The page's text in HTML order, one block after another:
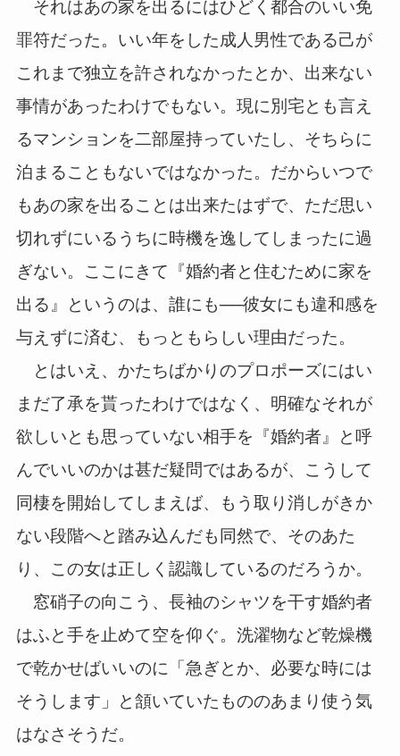
それはあの家を出るにはひどく都合のいい免
罪符だった。いい年をした成人男性である己が
これまで独立を許されなかったとか、出来ない
事情があったわけでもない。現に別宅とも言え
るマンションを二部屋持っていたし、そちらに
泊まることもないではなかった。だからいつで
もあの家を出ることは出来たはずで、ただ思い
切れずにいるうちに時機を逸してしまったに過
ぎない。ここにきて『婚約者と住むために家を
出る』というのは、誰にも──彼女にも違和感を
与えずに済む、もっともらしい理由だった。
とはいえ、かたちばかりのプロポーズにはい
まだ了承を貰ったわけではなく、明確なそれが
欲しいとも思っていない相手を『婚約者』と呼
んでいいのかは甚だ疑問ではあるが、こうして
同棲を開始してしまえば、もう取り消しがきか
ない段階へと踏み込んだも同然で、そのあた
り、この女は正しく認識しているのだろうか。
窓硝子の向こう、長袖のシャツを干す婚約者
はふと手を止めて空を仰ぐ。洗濯物など乾燥機
で乾かせばいいのに「急ぎとか、必要な時には
そうします」と頷いていたもののあまり使う気
はなさそうだ。